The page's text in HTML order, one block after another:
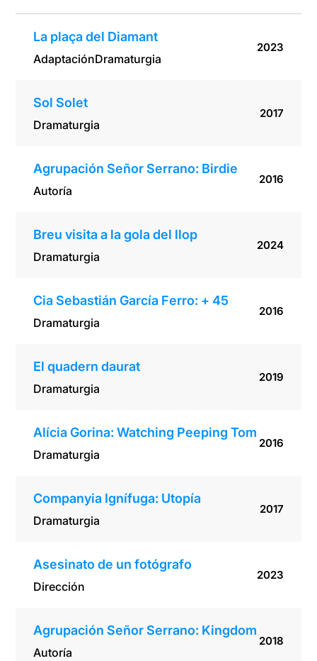
La plaça del Diamant
AdaptaciónDramaturgia
2023
Sol Solet
Dramaturgia
2017
Agrupación Señor Serrano: Birdie
Autoría
2016
Breu visita a la gola del llop
Dramaturgia
2024
Cia Sebastián García Ferro: + 45
Dramaturgia
2016
El quadern daurat
Dramaturgia
2019
Alícia Gorina: Watching Peeping Tom
Dramaturgia
2016
Companyia Ignífuga: Utopía
Dramaturgia
2017
Asesinato de un fotógrafo
Dirección
2023
Agrupación Señor Serrano: Kingdom
Autoría
2018